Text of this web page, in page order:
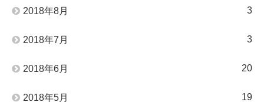
2018年8月 3
2018年7月 3
2018年6月 20
2018年5月 19